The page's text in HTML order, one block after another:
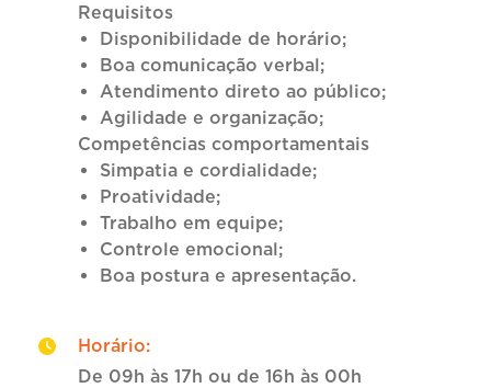
Requisitos
Disponibilidade de horário;
Boa comunicação verbal;
Atendimento direto ao público;
Agilidade e organização;
Competências comportamentais
Simpatia e cordialidade;
Proatividade;
Trabalho em equipe;
Controle emocional;
Boa postura e apresentação.
Horário:
De 09h às 17h ou de 16h às 00h